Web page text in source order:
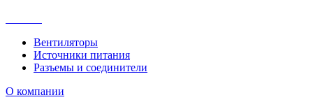
Вентиляторы
Источники питания
Разъемы и соединители
О компании